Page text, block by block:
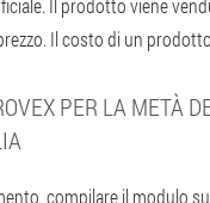
Il prodotto viene
Il costo di un
PER LA METÀ
compilare il modulo